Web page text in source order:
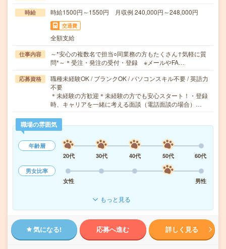
時給 時給1500円～1550円 月収例 240,000円～248,000円
交通費
全額支給
仕事内容
～*安心の複数名で担当○同業務の方もたくさん↑気軽に質
問*～＊受注・発注の受付・登録 ※メールやFA…
応募資格
職種未経験OK / ブランクOK / パソコンスキル不要 / 英語力
不要
＊未経験の方歓迎＊未経験の方でも安心スタート！・登録
時、キャリアを一緒に考える面談（電話面談の場合）…
職場の雰囲気
年齢層
20代
30代 40代 50代
60代
男女比率
女性
男性
もっと見る
気になる! 応募へ進む 詳しく見る